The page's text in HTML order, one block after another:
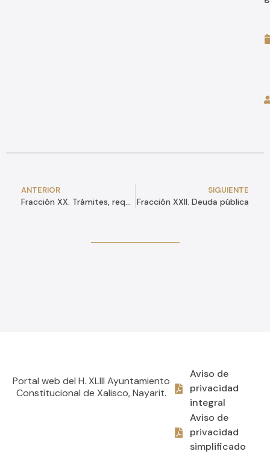
ANTERIOR
Fracción XX. Trámites, requisitos y formatos
SIGUIENTE
Fracción XXII. Deuda pública
Portal web del H. XLIII Ayuntamiento
Constitucional de Xalisco, Nayarit.
Aviso de
privacidad
integral
Aviso de
privacidad
simplificado